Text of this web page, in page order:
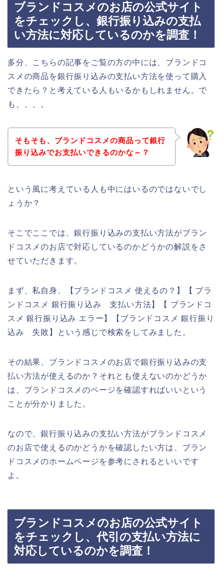
ブランドコスメのお店の公式サイト
をチェックし、銀行振り込みの支払
い方法に対応しているのかを調査！
多分、こちらの記事をご覧の方の中には、ブランドコ
スメの商品を銀行振り込みの支払い方法を使って購入
できたら？と考えている人もいるかもしれません。で
も、、、。
そもそも、ブランドコスメの商品って銀行
振り込みでお支払いできるのかな～？
という風に考えている人も中にはいるのではないでし
ょうか？
そこでここでは、銀行振り込みの支払い方法がブラン
ドコスメのお店で対応しているのかどうかの解説をさ
せていただきます。
まず、私自身、【ブランドコスメ 使えるの？】【 ブラ
ンドコスメ 銀行振り込み 支払い方法】【 ブランドコ
スメ 銀行振り込み エラー】【ブランドコスメ 銀行振り
込み 失敗】という感じで検索をしてみました。
その結果、ブランドコスメのお店で銀行振り込みの支
払い方法が使えるのか？それとも使えないのかどうか
は、ブランドコスメのページを確認すればいいという
ことが分かりました。
なので、銀行振り込みの支払い方法がブランドコスメ
のお店で使えるのかどうかを確認したい方は、ブラン
ドコスメのホームページを参考にされるといいです
よ。
ブランドコスメのお店の公式サイト
をチェックし、代引の支払い方法に
対応しているのかを調査！